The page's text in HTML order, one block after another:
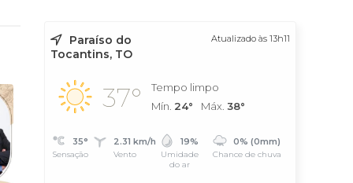
Paraíso do
Tocantins, TO
Atualizado às 13h11
37°
Tempo limpo
Mín. 24° Máx. 38°
35°
Sensação
2.31 km/h
Vento
19%
Umidade
do ar
0% (0mm)
Chance de chuva